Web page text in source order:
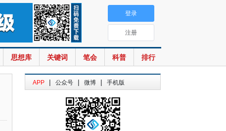
思想库 关键词 笔会 科普 排行
登录
注册
APP | 公众号 | 微博 | 手机版